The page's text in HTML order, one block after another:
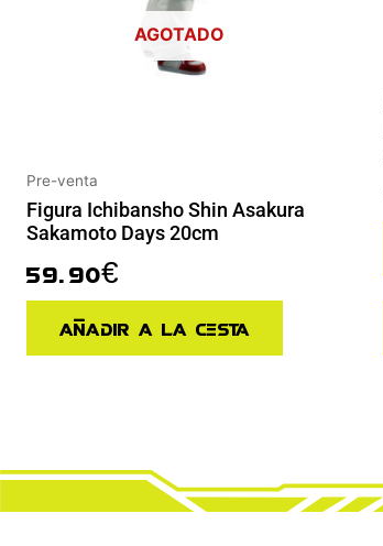
AGOTADO
Pre-venta
Figura Ichibansho Shin Asakura
Sakamoto Days 20cm
59.90€
Añadir a la cesta